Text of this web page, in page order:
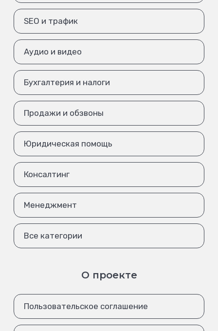
SEO и трафик
Аудио и видео
Бухгалтерия и налоги
Продажи и обзвоны
Юридическая помощь
Консалтинг
Менеджмент
Все категории
О проекте
Пользовательское соглашение